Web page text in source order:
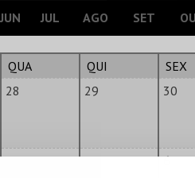
JUN JUL AGO SET
QUA QUI SEX
28 29 30
4 5 6